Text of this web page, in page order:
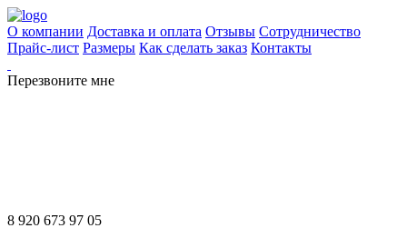
О компании Доставка и оплата Отзывы Сотрудничество
Прайс-лист Размеры Как сделать заказ Контакты
Перезвоните мне
8 920 673 97 05